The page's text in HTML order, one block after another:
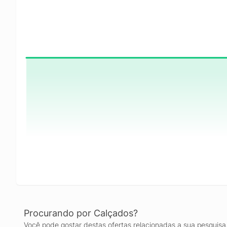
Procurando por Calçados?
Você pode gostar destas ofertas relacionadas a sua